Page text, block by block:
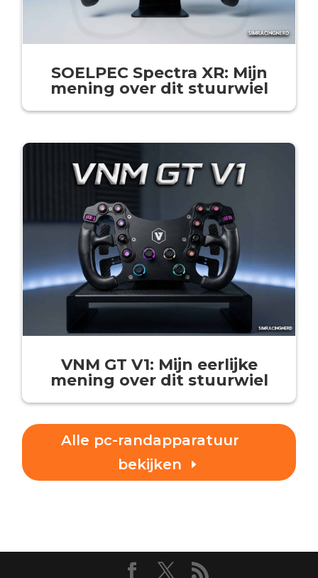
SOELPEC Spectra XR: Mijn
mening over dit stuurwiel
VNM GT V1: Mijn eerlijke
mening over dit stuurwiel
Alle pc-randapparatuur
bekijken